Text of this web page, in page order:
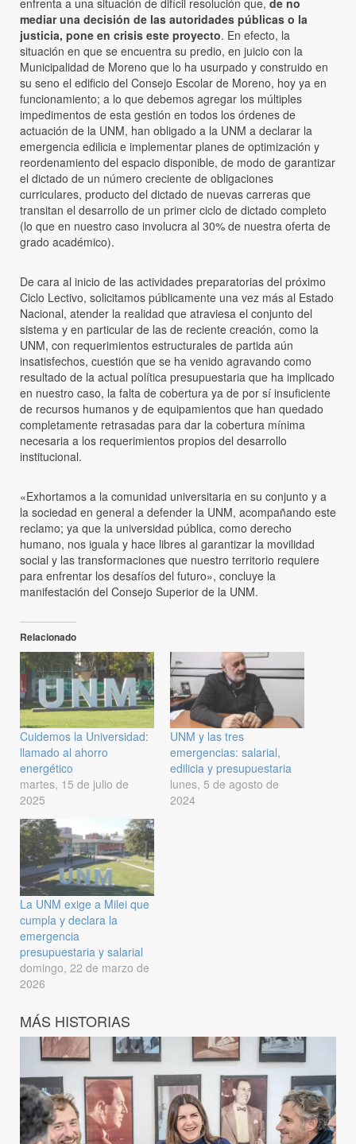
mediar una decisión de las autoridades públicas o la
justicia, pone en crisis este proyecto. En efecto, la
situación en que se encuentra su predio, en juicio con la
Municipalidad de Moreno que lo ha usurpado y construido en
su seno el edificio del Consejo Escolar de Moreno, hoy ya en
funcionamiento; a lo que debemos agregar los múltiples
impedimentos de esta gestión en todos los órdenes de
actuación de la UNM, han obligado a la UNM a declarar la
emergencia edilicia e implementar planes de optimización y
reordenamiento del espacio disponible, de modo de garantizar
el dictado de un número creciente de obligaciones
curriculares, producto del dictado de nuevas carreras que
transitan el desarrollo de un primer ciclo de dictado completo
(lo que en nuestro caso involucra al 30% de nuestra oferta de
grado académico).
De cara al inicio de las actividades preparatorias del próximo
Ciclo Lectivo, solicitamos públicamente una vez más al Estado
Nacional, atender la realidad que atraviesa el conjunto del
sistema y en particular de las de reciente creación, como la
UNM, con requerimientos estructurales de partida aún
insatisfechos, cuestión que se ha venido agravando como
resultado de la actual política presupuestaria que ha implicado
en nuestro caso, la falta de cobertura ya de por sí insuficiente
de recursos humanos y de equipamientos que han quedado
completamente retrasadas para dar la cobertura mínima
necesaria a los requerimientos propios del desarrollo
institucional.
«Exhortamos a la comunidad universitaria en su conjunto y a
la sociedad en general a defender la UNM, acompañando este
reclamo; ya que la universidad pública, como derecho
humano, nos iguala y hace libres al garantizar la movilidad
social y las transformaciones que nuestro territorio requiere
para enfrentar los desafíos del futuro», concluye la
manifestación del Consejo Superior de la UNM.
Relacionado
Cuidemos la Universidad:
llamado al ahorro
energético
martes, 15 de julio de
2025
UNM y las tres
emergencias: salarial,
edilicia y presupuestaria
lunes, 5 de agosto de
2024
La UNM exige a Milei que
cumpla y declara la
emergencia
presupuestaria y salarial
domingo, 22 de marzo de
2026
MÁS HISTORIAS